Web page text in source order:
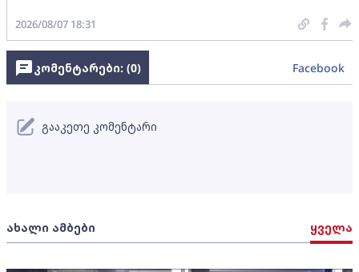
2026/08/07 18:31
ახალი ამბები ყველა
კომენტარები: (0) Facebook
გააკეთე კომენტარი